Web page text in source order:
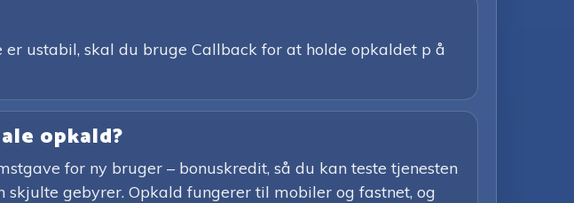
ustabil, skal du bruge Callback for at holde opkaldet p å
opkald?
for ny bruger – bonuskredit, så du kan teste tjenesten
gebyrer. Opkald fungerer til mobiler og fastnet, og